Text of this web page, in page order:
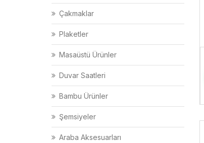
Çakmaklar
Plaketler
Masaüstü Ürünler
Duvar Saatleri
Bambu Ürünler
Şemsiyeler
Araba Aksesuarları